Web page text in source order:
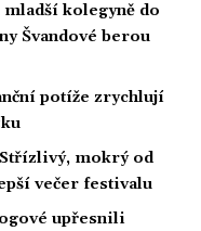
kolegyně do
Švandové berou
potíže zrychlují
mokrý od
večer festivalu
upřesnili